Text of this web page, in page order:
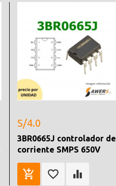
S/4.0
3BR0665J controlador de
corriente SMPS 650V